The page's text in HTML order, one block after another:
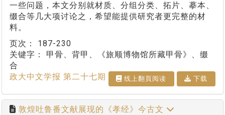
一些问题，本文分别就材质、分组分类、拓片、摹本、
缀合等几大项讨论之，希望能提供研究者更完整的材
料。
页次： 187-230
关键字： 甲骨、背甲、《旅顺博物馆所藏甲骨》、缀
合
政大中文学报 第二十七期
线上翻⾴阅读 下载
敦煌吐鲁番文献展现的《孝经》今古文